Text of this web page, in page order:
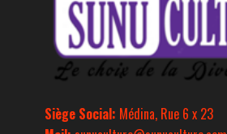
Siège Social: Médina, Rue 6 x 23